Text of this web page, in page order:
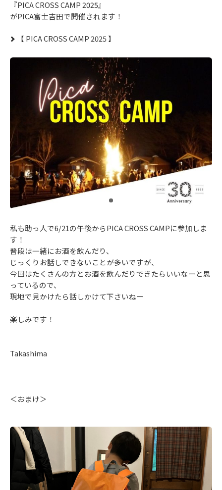
『PICA CROSS CAMP 2025』
がPICA富士吉田で開催されます！
【 PICA CROSS CAMP 2025 】
私も助っ人で6/21の午後からPICA CROSS CAMPに参加しま
す！
普段は一緒にお酒を飲んだり、
じっくりお話しできないことが多いですが、
今回はたくさんの方とお酒を飲んだりできたらいいなーと思
っているので、
現地で見かけたら話しかけて下さいねー
楽しみです！
Takashima
＜おまけ＞